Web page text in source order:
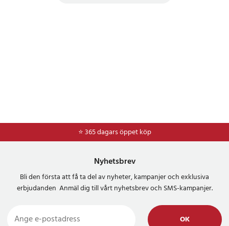
⭐ 365 dagars öppet köp
⭐Frakt 49kr *
Nyhetsbrev
Bli den första att få ta del av nyheter, kampanjer och exklusiva
erbjudanden Anmäl dig till vårt nyhetsbrev och SMS-kampanjer.
OK